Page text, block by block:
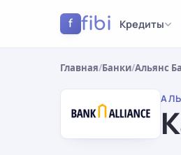
f fibi Кредиты
Главная/Банки/Альянс